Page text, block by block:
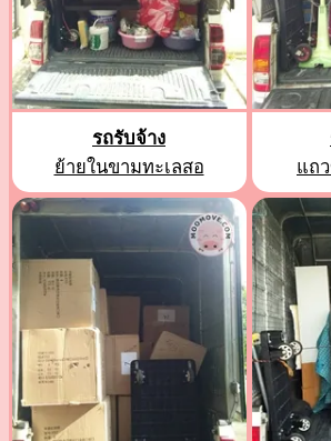
รถรับจ้าง
ย้ายในขามทะเลสอ
แถ